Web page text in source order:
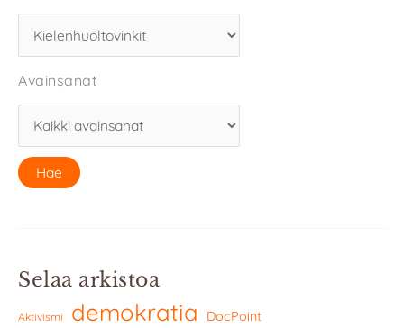
Avainsanat
Selaa arkistoa
Aktivismi demokratia DocPoint